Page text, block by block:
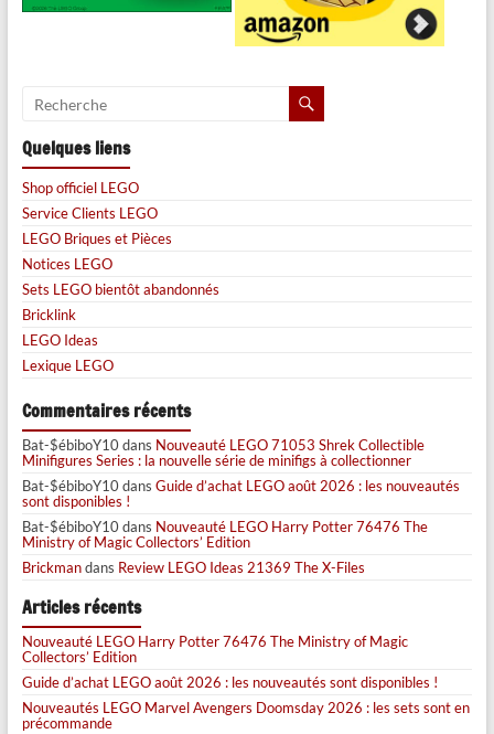
Quelques liens
Shop officiel LEGO
Service Clients LEGO
LEGO Briques et Pièces
Notices LEGO
Sets LEGO bientôt abandonnés
Bricklink
LEGO Ideas
Lexique LEGO
Commentaires récents
Bat-$ébiboY10dans Nouveauté LEGO 71053 Shrek Collectible
Minifigures Series : la nouvelle série de minifigs à collectionner
Bat-$ébiboY10dans Guide d’achat LEGO août 2026 : les nouveautés
sont disponibles !
Bat-$ébiboY10dans Nouveauté LEGO Harry Potter 76476 The
Ministry of Magic Collectors’ Edition
Brickmandans Review LEGO Ideas 21369 The X-Files
Articles récents
Nouveauté LEGO Harry Potter 76476 The Ministry of Magic
Collectors’ Edition
Guide d’achat LEGO août 2026 : les nouveautés sont disponibles !
Nouveautés LEGO Marvel Avengers Doomsday 2026 : les sets sont en
précommande